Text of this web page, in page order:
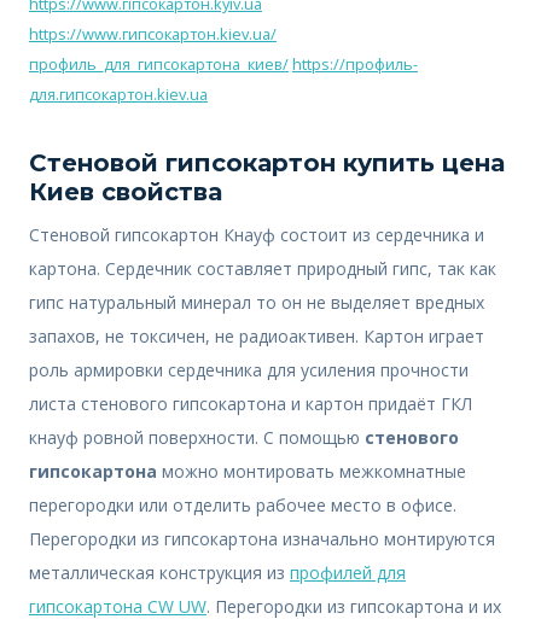
https://www.гипсокартон.kiev.ua/
профиль_для_гипсокартона_киев/https://профиль-
для.гипсокартон.kiev.ua
Cтеновой гипсокартон купить цена
Киев свойства
Стеновой гипсокартон Кнауф состоит из сердечника и
картона. Сердечник составляет природный гипс, так как
гипс натуральный минерал то он не выделяет вредных
запахов, не токсичен, не радиоактивен. Картон играет
роль армировки сердечника для усиления прочности
листа стенового гипсокартона и картон придаёт ГКЛ
кнауф ровной поверхности. С помощью стенового
гипсокартона можно монтировать межкомнатные
перегородки или отделить рабочее место в офисе.
Перегородки из гипсокартона изначально монтируются
металлическая конструкция из профилей для
гипсокартона CW UW. Перегородки из гипсокартона и их